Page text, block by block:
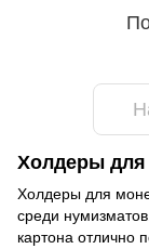
Холдеры для
Холдеры для
среди
картона отлично